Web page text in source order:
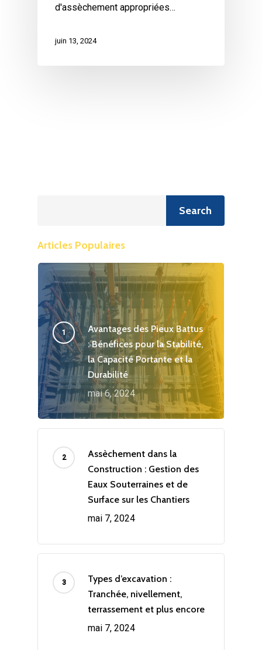
d'assèchement appropriées…
juin 13, 2024
Search
Articles Populaires
Avantages des Pieux Battus
: Bénéfices pour la Stabilité,
la Capacité Portante et la
Durabilité
mai 6, 2024
Assèchement dans la
Construction : Gestion des
Eaux Souterraines et de
Surface sur les Chantiers
mai 7, 2024
Types d’excavation :
Tranchée, nivellement,
terrassement et plus encore
mai 7, 2024